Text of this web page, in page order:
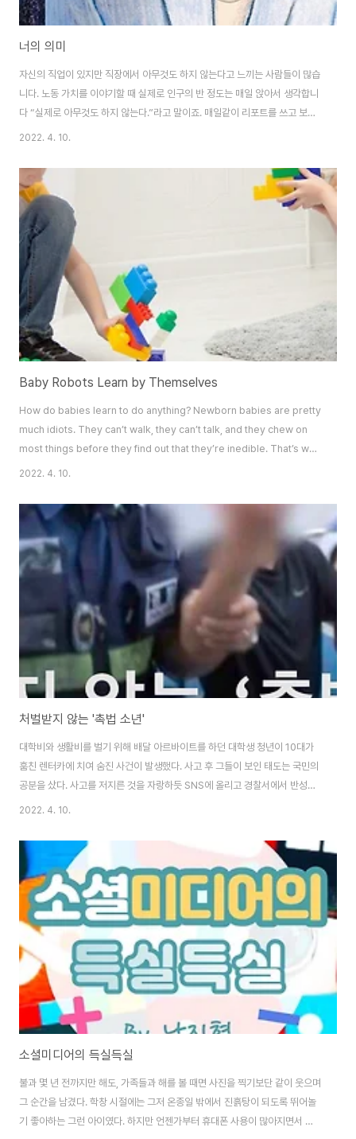
너의 의미
자신의 직업이 있지만 직장에서 아무것도 하지 않는다고 느끼는 사람들이 많습
니다. 노동 가치를 이야기할 때 실제로 인구의 반 정도는 매일 앉아서 생각합니
다 “실제로 아무것도 하지 않는다.”라고 말이죠. 매일같이 리포트를 쓰고 보고
서를 쓰고 컴퓨터 일을 하지만 무언가를 실질적으로 창출해 내지 않으면 사람
학에 종사하는 사람들도 마찬가지입니다. 그들은 모두에게 도움을 주고 있지만
자본주의 시스템에 어쩔 수 없이 돈을 쫓아가는 현실에 똑같은 불만을 가지고
있습니다. 대한민국 최고의 외과 교수 이국종 교수는 “병원이 계속 돈 따오라고
요구해.. 이제 지쳤다..”라며 병원직과 외과센터장직을 내려놓았습니다. 꿈이
있습니까? 그렇다면 그 꿈을..
2022. 4. 10.
Baby Robots Learn by Themselves
How do babies learn to do anything? Newborn babies are pretty
much idiots. They can’t walk, they can’t talk, and they chew on
most things before they find out that they’re inedible. That’s why
they need the constant care of their parents to stop them from
down to a stop, babies are always scouring around, looking for
the next interesti..
2022. 4. 10.
처벌받지 않는 '촉법 소년'
대학비와 생활비를 벌기 위해 배달 아르바이트를 하던 대학생 청년이 10대가
훔친 렌터카에 치여 숨진 사건이 발생했다. 사고 후 그들이 보인 태도는 국민의
공분을 샀다. 사고를 저지른 것을 자랑하듯 SNS에 올리고 경찰서에서 반성하
는 태도도 보이지 않았다. 이를 엄벌해 달라는 청와대 국민 청원이 100만 명을
에게는 2년의 장기 소년원 송치 처분이 내려졌고 4명은 2년의 장기 보호관찰
및 6개월 시설 위탁 처분, 나머지 1명은 2년의 장기 보호관찰 처분을 받았다.
촉법소년이라는 이유로 형사처벌은 받지 않았다. 한 여학생에게 폭행을 가하는
상황을 생중계하고 피해자가 맞아서 부은 모습을 못생겼다고 또 때리고 조롱하
며 자취방에 감금하고..
2022. 4. 10.
소셜미디어의 득실득실
불과 몇 년 전까지만 해도, 가족들과 해를 볼 때면 사진을 찍기보단 같이 웃으며
그 순간을 남겼다. 학창 시절에는 그저 온종일 밖에서 진흙탕이 되도록 뛰어놀
기 좋아하는 그런 아이였다. 하지만 언젠가부터 휴대폰 사용이 많아지면서 친